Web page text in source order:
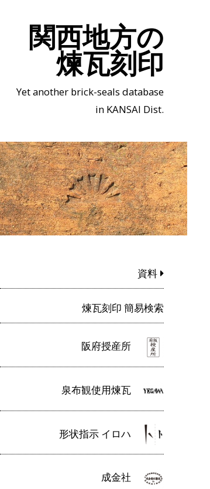
関西地方の
煉瓦刻印
Yet another brick-seals database
in KANSAI Dist.
資料
煉瓦刻印 簡易検索
阪府授産所
泉布観使用煉瓦
形状指示 イロハ
成金社